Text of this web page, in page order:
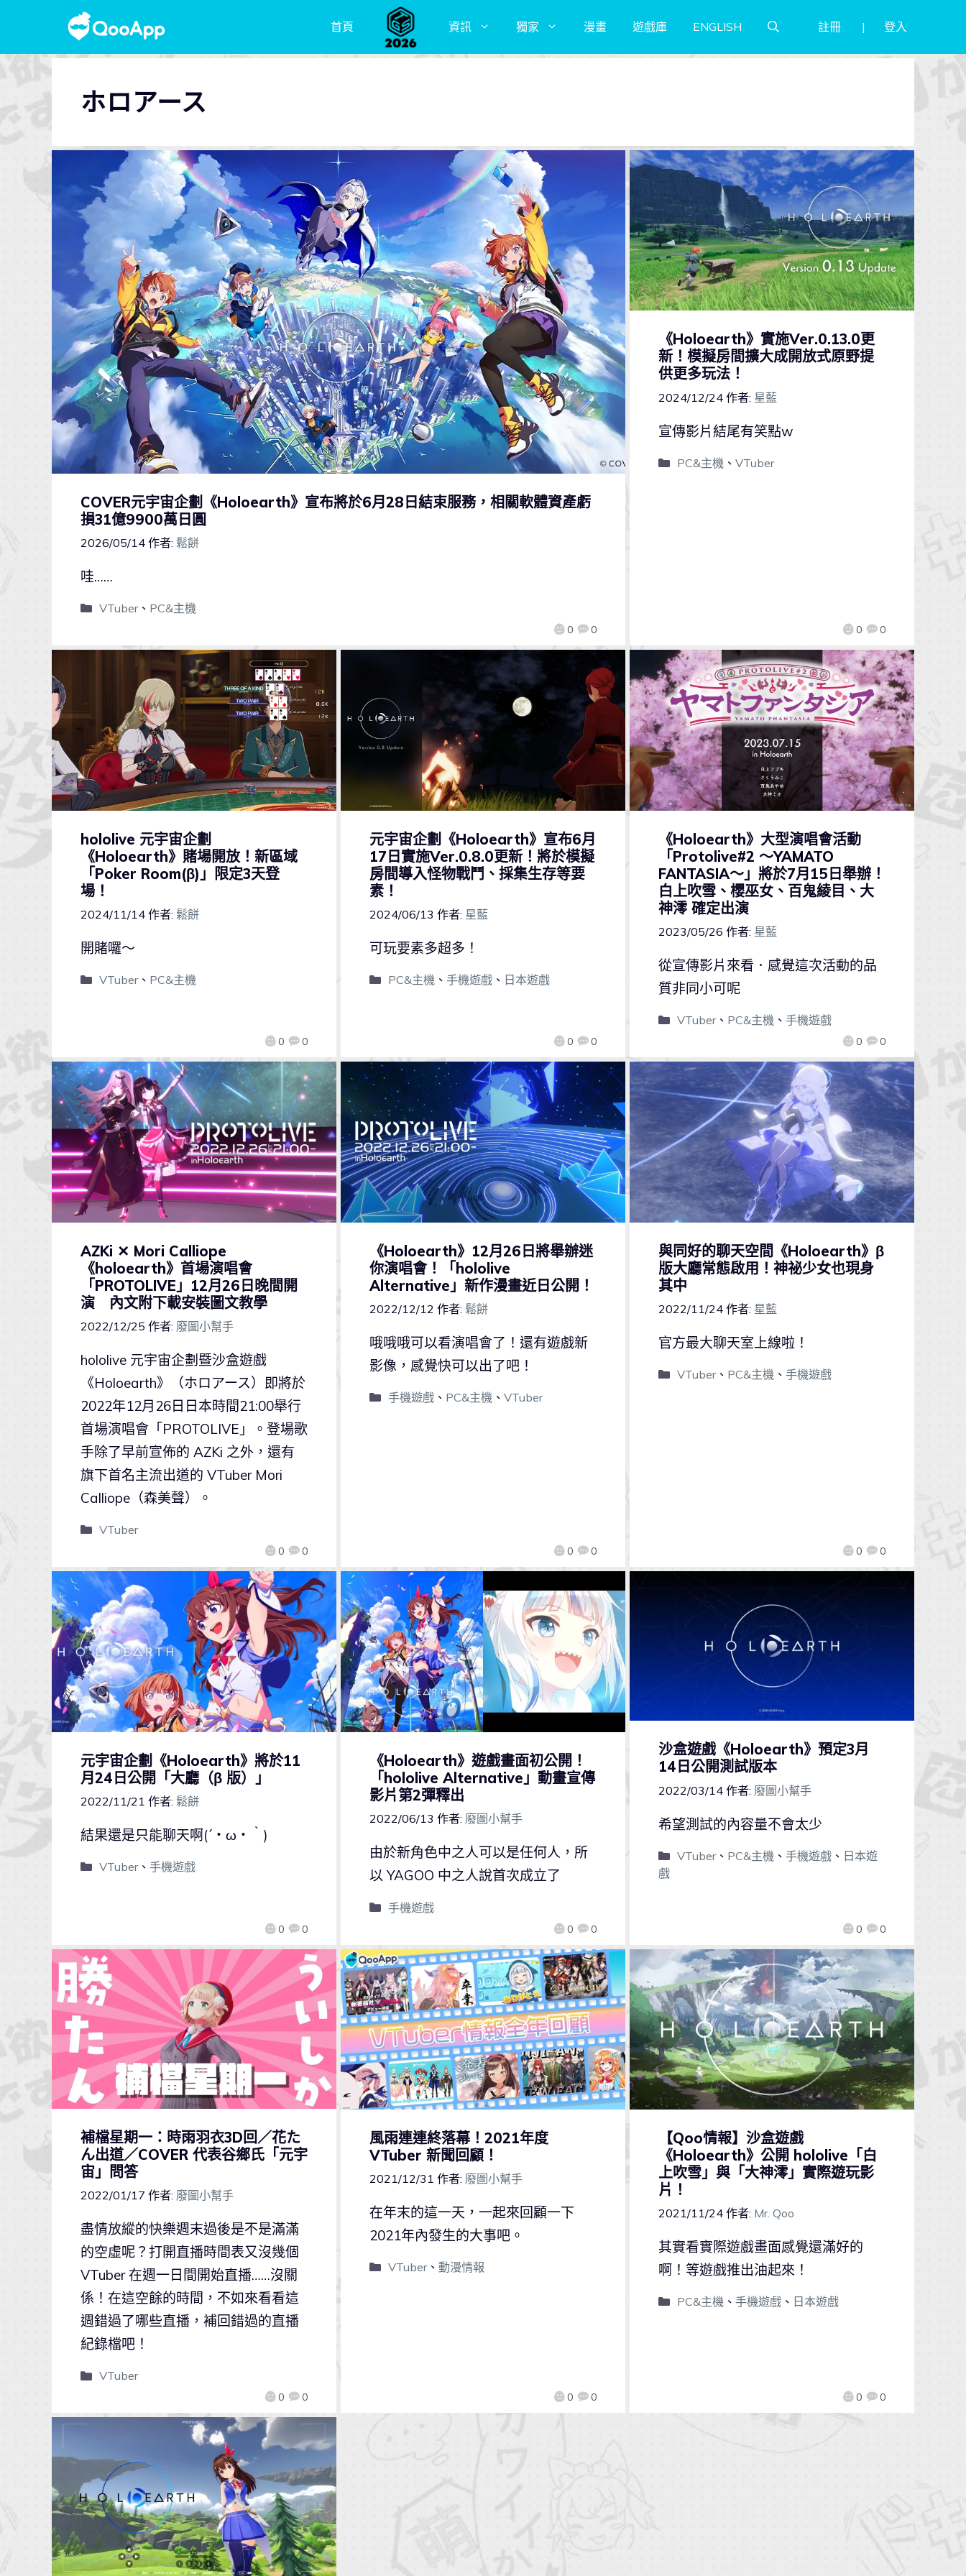
首頁 資訊 獨家 漫畫 遊戲庫 ENGLISH 註冊 登入
ホロアース
COVER元宇宙企劃《Holoearth》宣布將於6月28日結束服務，相關軟體資產虧
損31億9900萬日圓
2026/05/14 作者: 鬆餅
0 0
哇……
VTuber、 PC&主機
《Holoearth》實施Ver.0.13.0更
新！模擬房間擴大成開放式原野提
供更多玩法！
2024/12/24 作者: 星藍
0 0
宣傳影片結尾有笑點w
PC&主機 、 VTuber
hololive 元宇宙企劃
《Holoearth》賭場開放！新區域
「Poker Room(β)」限定3天登
場！
2024/11/14 作者: 鬆餅
0 0
開賭囉～
VTuber、 PC&主機
元宇宙企劃《Holoearth》宣布6月
17日實施Ver.0.8.0更新！將於模擬
房間導入怪物戰鬥、採集生存等要
素！
2024/06/13 作者: 星藍
0 0
可玩要素多超多！
PC&主機、 手機遊戲、 日本遊戲
《Holoearth》大型演唱會活動
「Protolive#2 ～YAMATO
FANTASIA～」將於7月15日舉辦！
白上吹雪、櫻巫女、百鬼綾目、大
神澪 確定出演
2023/05/26 作者: 星藍
0 0
從宣傳影片來看．感覺這次活動的品
質非同小可呢
VTuber、 PC&主機、 手機遊戲
AZKi ✕ Mori Calliope
《holoearth》首場演唱會
「PROTOLIVE」12月26日晚間開
演 內文附下載安裝圖文教學
2022/12/25 作者: 廢圖小幫手
0 0
hololive 元宇宙企劃暨沙盒遊戲
《Holoearth》（ホロアース）即將於
2022年12月26日日本時間21:00舉行
首場演唱會「PROTOLIVE」。登場歌
手除了早前宣佈的 AZKi 之外，還有
旗下首名主流出道的 VTuber Mori
Calliope（森美聲）。
VTuber
《Holoearth》12月26日將舉辦迷
你演唱會！「hololive
Alternative」新作漫畫近日公開！
2022/12/12 作者: 鬆餅
0 0
哦哦哦可以看演唱會了！還有遊戲新
影像，感覺快可以出了吧！
手機遊戲、 PC&主機、 VTuber
與同好的聊天空間《Holoearth》β
版大廳常態啟用！神祕少女也現身
其中
2022/11/24 作者: 星藍
0 0
官方最大聊天室上線啦！
VTuber、 PC&主機、 手機遊戲
元宇宙企劃《Holoearth》將於11
月24日公開「大廳（β 版）」
2022/11/21 作者: 鬆餅
0 0
結果還是只能聊天啊(´・ω・｀)
VTuber、 手機遊戲
《Holoearth》遊戲畫面初公開！
「hololive Alternative」動畫宣傳
影片第2彈釋出
2022/06/13 作者: 廢圖小幫手
0 0
由於新角色中之人可以是任何人，所
以 YAGOO 中之人說首次成立了
手機遊戲
沙盒遊戲《Holoearth》預定3月
14日公開測試版本
2022/03/14 作者: 廢圖小幫手
0 0
希望測試的內容量不會太少
VTuber、 PC&主機 、 手機遊戲、 日本遊
戲
補檔星期一：時雨羽衣3D回／花た
ん出道／COVER 代表谷鄉氏「元宇
宙」問答
2022/01/17 作者: 廢圖小幫手
0 0
盡情放縱的快樂週末過後是不是滿滿
的空虛呢？打開直播時間表又沒幾個
VTuber 在週一日間開始直播……沒關
係！在這空餘的時間，不如來看看這
週錯過了哪些直播，補回錯過的直播
紀錄檔吧！
VTuber
風雨連連終落幕！2021年度
VTuber 新聞回顧！
2021/12/31 作者: 廢圖小幫手
0 0
在年末的這一天，一起來回顧一下
2021年內發生的大事吧。
VTuber、 動漫情報
【Qoo情報】沙盒遊戲
《Holoearth》公開 hololive「白
上吹雪」與「大神澪」實際遊玩影
片！
2021/11/24 作者: Mr. Qoo
0 0
其實看實際遊戲畫面感覺還滿好的
啊！等遊戲推出油起來！
PC&主機、 手機遊戲、 日本遊戲